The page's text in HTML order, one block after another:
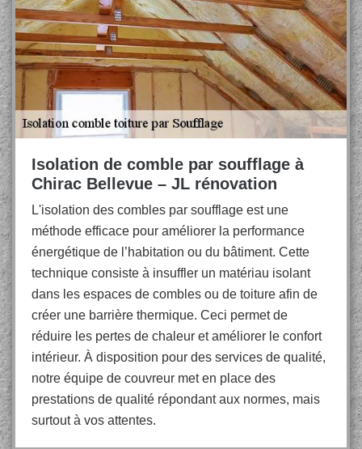
Isolation de comble par soufflage à
Chirac Bellevue – JL rénovation
L'isolation des combles par soufflage est une
méthode efficace pour améliorer la performance
énergétique de l’habitation ou du bâtiment. Cette
technique consiste à insuffler un matériau isolant
dans les espaces de combles ou de toiture afin de
créer une barrière thermique. Ceci permet de
réduire les pertes de chaleur et améliorer le confort
intérieur. À disposition pour des services de qualité,
notre équipe de couvreur met en place des
prestations de qualité répondant aux normes, mais
surtout à vos attentes.